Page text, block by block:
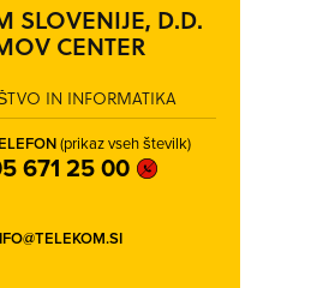
SLOVENIJE, D.D.
CENTER
IN INFORMATIKA
(prikaz vseh številk)
671 25 00